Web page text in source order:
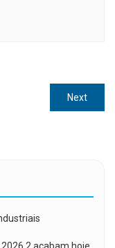
NextNext
post:
acabam hoje